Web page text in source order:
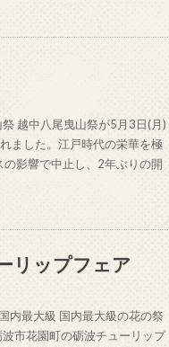
越中八尾曳山祭が5月3日(月)
ました。江戸時代の栄華を極
影響で中止し、2年ぶりの開
リップフェア
内最大級 国内最大級の花の祭
市花園町の砺波チューリップ